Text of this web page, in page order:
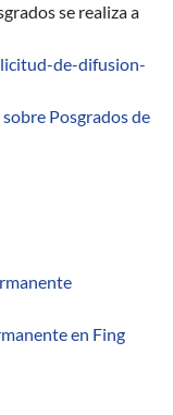
se realiza a
de-difusion-
Posgrados de
en Fing